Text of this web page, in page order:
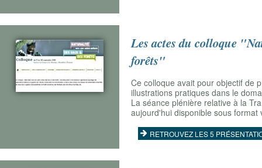
Les actes du colloque
forêts"
Ce colloque avait pour objectif de
illustrations pratiques dans le
La séance plénière relative à la
aujourd'hui disponible sous format
RETROUVEZ LES 5